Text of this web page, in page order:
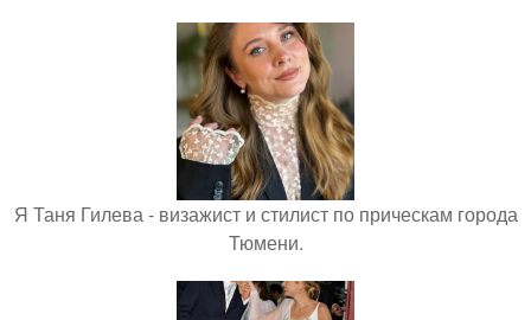
Я Таня Гилева - визажист и стилист по прическам города
Тюмени.